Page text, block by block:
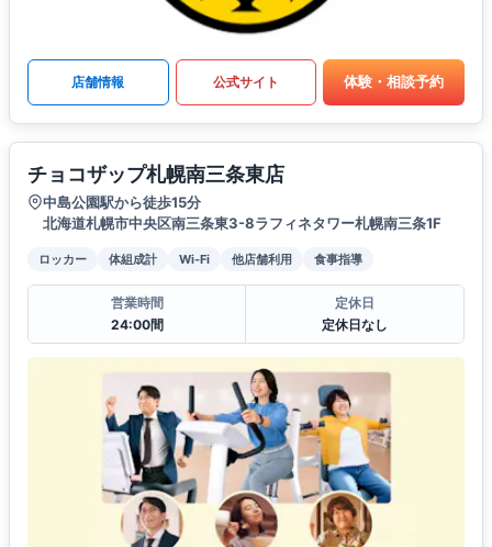
店舗情報 公式サイト 体験・相談予約
チョコザップ札幌南三条東店
中島公園駅から徒歩15分
北海道札幌市中央区南三条東3-8ラフィネタワー札幌南三条1F
ロッカー 体組成計 Wi-Fi 他店舗利用 食事指導
営業時間
24:00間
定休日
定休日なし